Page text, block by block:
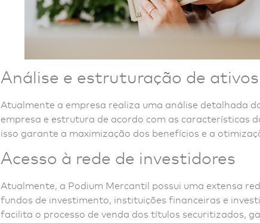
Análise e estruturação de ativos
Atualmente a empresa realiza uma análise detalhada
empresa e estrutura de acordo com as características
isso garante a maximização dos benefícios e a
Acesso à rede de investidores
Atualmente, a Podium Mercantil possui uma extensa
fundos de investimento, instituições financeiras e
facilita o processo de venda dos títulos securitizados,